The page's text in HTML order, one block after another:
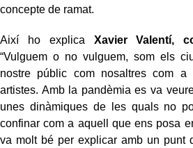
concepte de ramat.
Així ho explica Xavier Valentí,
“Vulguem o no vulguem, som els
nostre públic com nosaltres com a
artistes. Amb la pandèmia es va
unes dinàmiques de les quals no
confinar com a aquell que ens posa
va molt bé per explicar amb un punt